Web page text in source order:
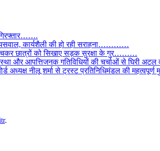
कार्यशैली की हो रही सराहना…………
छात्रों को सिखाए सड़क सुरक्षा के गुर………
और आपत्तिजनक गतिविधियों की चर्चाओं से घिरी अटल
अध्यक्ष नीलू शर्मा से ट्रस्ट प्रतिनिधिमंडल की
.